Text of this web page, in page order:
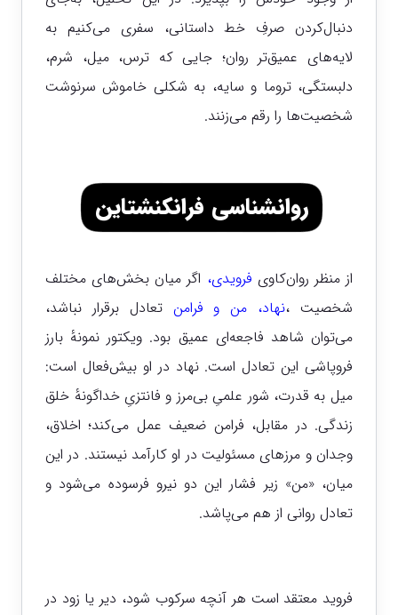
دنبال‌کردن صرفِ خط داستانی، سفری می‌کنیم به
لایه‌های عمیق‌تر روان؛ جایی که ترس، میل، شرم،
دلبستگی، تروما و سایه، به شکلی خاموش سرنوشت
شخصیت‌ها را رقم می‌زنند.
روانشناسی فرانکنشتاین
از منظر روان‌کاوی فرویدی، اگر میان بخش‌های مختلف
شخصیت ،نهاد، من و فرامن تعادل برقرار نباشد،
می‌توان شاهد فاجعه‌ای عمیق بود. ویکتور نمونهٔ بارز
فروپاشی این تعادل است. نهاد در او بیش‌فعال است:
میل به قدرت، شور علمیِ بی‌مرز و فانتزیِ خداگونهٔ خلق
زندگی. در مقابل، فرامن ضعیف عمل می‌کند؛ اخلاق،
وجدان و مرزهای مسئولیت در او کارآمد نیستند. در این
میان، «من» زیر فشار این دو نیرو فرسوده می‌شود و
تعادل روانی از هم می‌پاشد.
فروید معتقد است هر آنچه سرکوب شود، دیر یا زود در